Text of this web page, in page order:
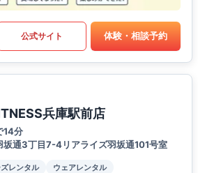
公式サイト 体験・相談予約
兵庫駅前店
14分
坂通3丁目7-4リアライズ羽坂通101号室
レンタル
ウェアレンタル